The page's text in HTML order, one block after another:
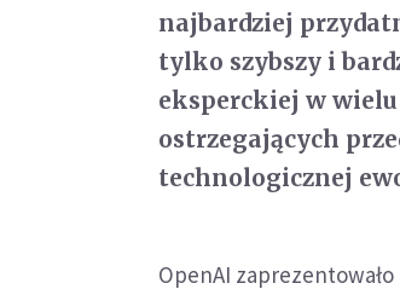
najbardziej
tylko szybszy i
eksperckiej w
ostrzegających
technologicznej
OpenAI